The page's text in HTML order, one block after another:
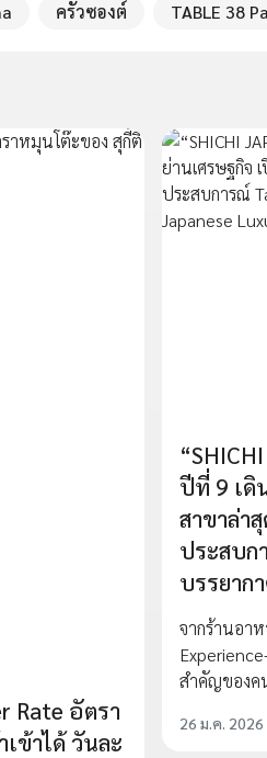
ครัวซองต์ TABLE 38
Rate อัตรา
ข้าได้ วันละ
ปีที่ 9 เดิ
สาขาล่า
ประสบก
บรรยาก
จากร้านอา
สำคัญของค
26 ม.ค. 2026